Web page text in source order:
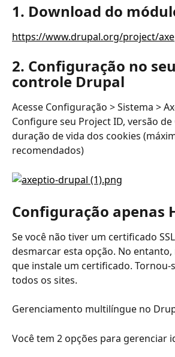
1. Download do
https://www.drupal.org/project/
2. Configuração no
controle Drupal
Acesse Configuração > Sistema >
Configure seu Project ID, versão de
duração de vida dos cookies
recomendados)
Configuração apenas
Se você não tiver um certificado
desmarcar esta opção. No
que instale um certificado. Tornou-
todos os sites.
Gerenciamento multilíngue no
Você tem 2 opções para gerenciar